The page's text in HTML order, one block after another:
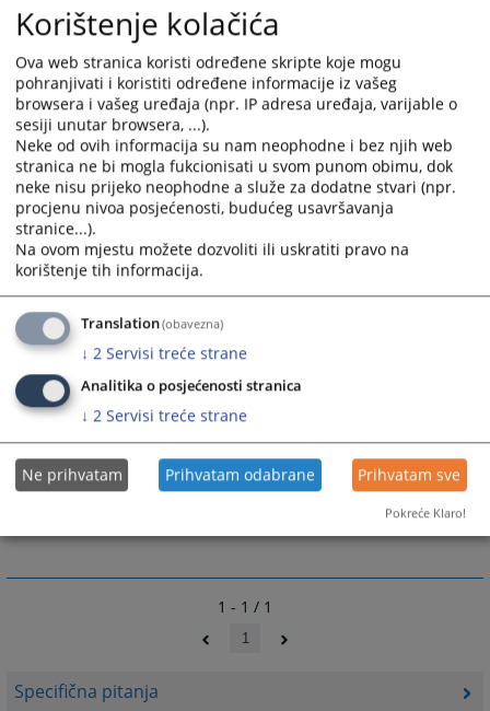
Specifična pitanja
Ako zahtjev podnese fizičko lice na koje se zahtjev odnosi, to lice je
dužno da potpiše zahtjev i pokaže propisanu ličnu ispravu sa
fotografijom, dokaz o zakonskom zastupanju, odnosno punomoć, kao i
kopiju lične isprave podnosioca zahtjeva.
2497 PREGLEDA
Prateći dokumenti
Obrazac za podnosenje zahtjeva za pristup
informacijama
Vodic o postupku pristupa informacijama u Osnovnom
sudu u Gradisci
INDEKS REGISTAR
1 - 1 / 1
1
Korištenje kolačića
Ova web stranica koristi određene skripte koje mogu
pohranjivati i koristiti određene informacije iz vašeg
browsera i vašeg uređaja (npr. IP adresa uređaja, varijable o
sesiji unutar browsera, ...).
Neke od ovih informacija su nam neophodne i bez njih web
stranica ne bi mogla fukcionisati u svom punom obimu, dok
neke nisu prijeko neophodne a služe za dodatne stvari (npr.
procjenu nivoa posjećenosti, budućeg usavršavanja
stranice...).
Na ovom mjestu možete dozvoliti ili uskratiti pravo na
korištenje tih informacija.
Translation(obavezna)
↓ 2 Servisi treće strane
Analitika o posjećenosti stranica
↓ 2 Servisi treće strane
Ne prihvatam Prihvatam odabrane Prihvatam sve
Pokreće Klaro!